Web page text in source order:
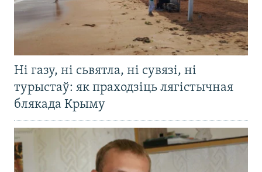
Ні газу, ні сьвятла, ні сувязі, ні
турыстаў: як праходзіць лягістычная
блякада Крыму